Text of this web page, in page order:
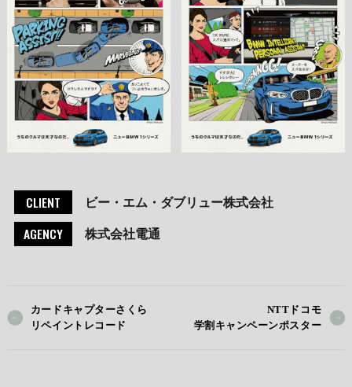
CLIENT ビー・エム・ダブリュー株式会社
AGENCY 株式会社電通
カードキャプターさくら
リペイントレコード
NTTドコモ
学割キャンペーンポスター